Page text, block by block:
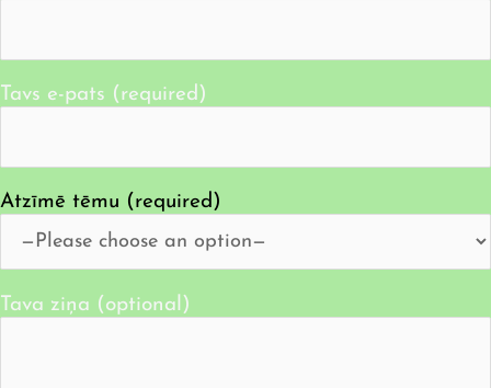
Tavs e-pats (required)
Atzīmē tēmu (required)
Tava ziņa (optional)